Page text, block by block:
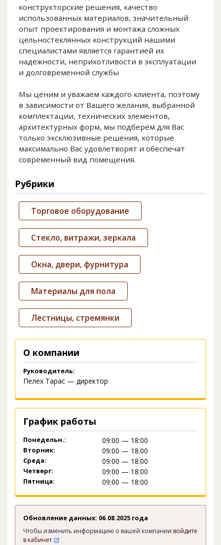
конструкторские решения, качество
использованных материалов, значительный
опыт проектирования и монтажа сложных
цельностеклянных конструкций нашими
специалистами является гарантией их
надежности, неприхотливости в эксплуатации
и долговременной службы
Мы ценим и уважаем каждого клиента, поэтому
в зависимости от Вашего желания, выбранной
комплектации, технических элементов,
архитектурных форм, мы подберем для Вас
только эксклюзивные решения, которые
максимально Вас удовлетворят и обеспечат
современный вид помещения.
Рубрики
Торговое оборудование
Стекло, витражи, зеркала
Окна, двери, фурнитура
Материалы для пола
Лестницы, стремянки
О компании
Руководитель:
Пелех Тарас — директор
График работы
Понедельн.: 09:00 — 18:00
Вторник: 09:00 — 18:00
Среда: 09:00 — 18:00
Четверг: 09:00 — 18:00
Пятница: 09:00 — 18:00
Обновление данных: 06.08.2025 года
Чтобы изменить информацию о вашей компании войдите
в кабинет